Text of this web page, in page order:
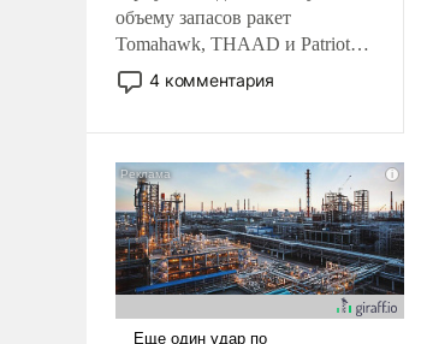
объему запасов ракет
Tomahawk, THAAD и Patriot
США потребуется более трех
лет. Даже небольшая война с
Сложившаяся ситуация
означает многолетний период
уязвимости США, например,
перед Китаем.
4 комментария